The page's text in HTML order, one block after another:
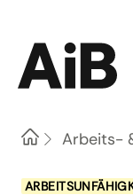
HomeArbeits-